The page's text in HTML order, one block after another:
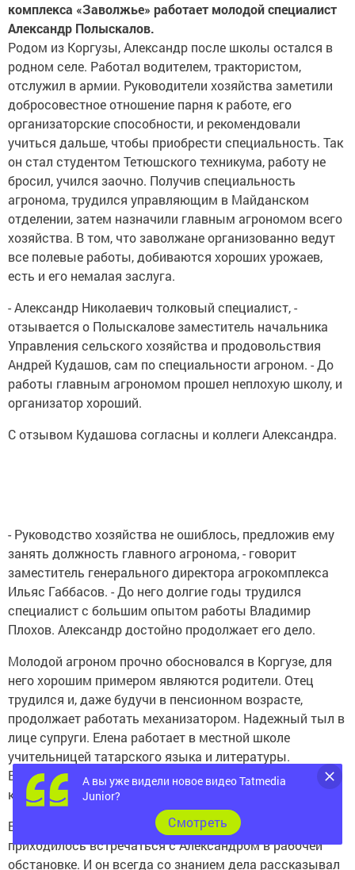
комплекса «Заволжье» работает молодой специалист
Александр Полыскалов.
Родом из Коргузы, Александр после школы остался в
родном селе. Работал водителем, трактористом,
отслужил в армии. Руководители хозяйства заметили
добросовестное отношение парня к работе, его
организаторские способности, и рекомендовали
учиться дальше, чтобы приобрести специальность. Так
он стал студентом Тетюшского техникума, работу не
бросил, учился заочно. Получив специальность
агронома, трудился управляющим в Майданском
отделении, затем назначили главным агрономом всего
хозяйства. В том, что заволжане организованно ведут
все полевые работы, добиваются хороших урожаев,
есть и его немалая заслуга.
- Александр Николаевич толковый специалист, -
отзывается о Полыскалове заместитель начальника
Управления сельского хозяйства и продовольствия
Андрей Кудашов, сам по специальности агроном. - До
работы главным агрономом прошел неплохую школу, и
организатор хороший.
С отзывом Кудашова согласны и коллеги Александра.
- Руководство хозяйства не ошиблось, предложив ему
занять должность главного агронома, - говорит
заместитель генерального директора агрокомплекса
Ильяс Габбасов. - До него долгие годы трудился
специалист с большим опытом работы Владимир
Плохов. Александр достойно продолжает его дело.
Молодой агроном прочно обосновался в Коргузе, для
него хорошим примером являются родители. Отец
трудился и, даже будучи в пенсионном возрасте,
продолжает работать механизатором. Надежный тыл в
лице супруги. Елена работает в местной школе
учительницей татарского языка и литературы.
Воспитывают сына, в этом году он перешел во второй
класс. Семья обеспечена жильем.
Бывая на полях хозяйства, мне неоднократно
приходилось встречаться с Александром в рабочей
обстановке. И он всегда со знанием дела рассказывал
А вы уже видели новое видео Tatmedia
Junior?
Cмотреть